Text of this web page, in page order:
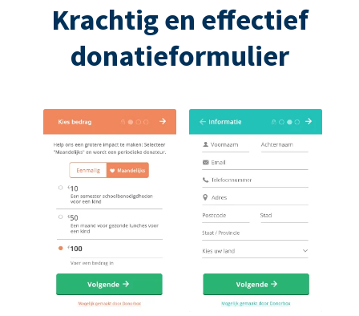
Krachtig en effectief
donatieformulier